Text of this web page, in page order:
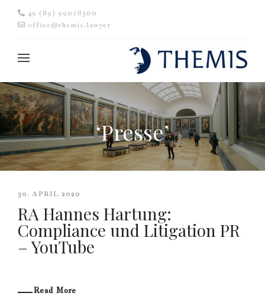
49 (89) 99018300
office@themis.lawyer
BROWSING TAG
‘Presse’
30. APRIL 2020
RA Hannes Hartung:
Compliance und Litigation PR
– YouTube
Read More